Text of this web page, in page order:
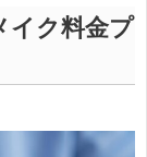
イク料金プ